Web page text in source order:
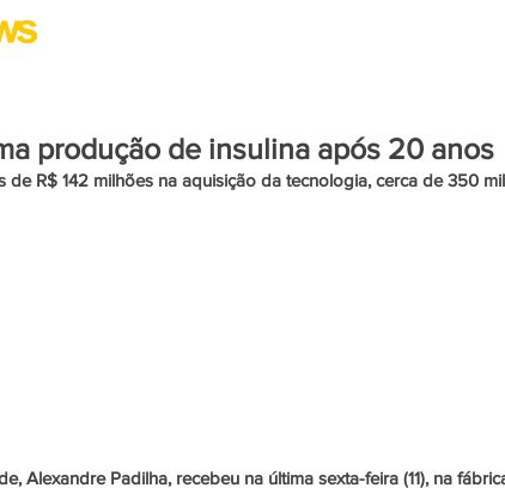
produção de insulina após 20 anos
de R$ 142 milhões na aquisição da tecnologia, cerca de 350
Alexandre Padilha, recebeu na última sexta-feira (11), na